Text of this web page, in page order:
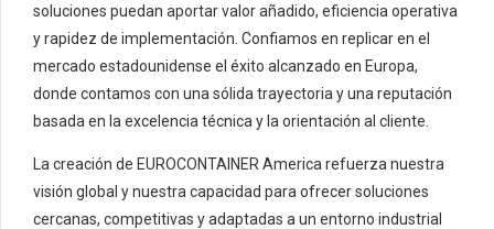
soluciones puedan aportar valor añadido, eficiencia operativa
y rapidez de implementación. Confiamos en replicar en el
mercado estadounidense el éxito alcanzado en Europa,
donde contamos con una sólida trayectoria y una reputación
basada en la excelencia técnica y la orientación al cliente.
La creación de EUROCONTAINER America refuerza nuestra
visión global y nuestra capacidad para ofrecer soluciones
cercanas, competitivas y adaptadas a un entorno industrial